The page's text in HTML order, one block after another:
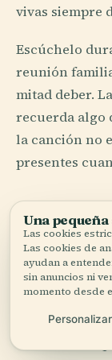
vivas siempre
Escúchelo
reunión
mitad deber.
recuerda algo
la canción no
presentes
La
La etiqueta
advierte lo
quién habla
quién recibe
bata antes de
Una
Las cookies
Las cookies de
ayudan a
sin anuncios ni
momento desde
Personalizar